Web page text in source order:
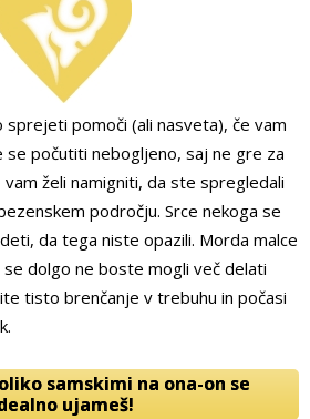
sprejeti pomoči (ali nasveta), če vam
se počutiti nebogljeno, saj ne gre za
želi namigniti, da ste spregledali
področju. Srce nekoga se
da tega niste opazili. Morda malce
dolgo ne boste mogli več delati
tisto brenčanje v trebuhu in počasi
samskimi na ona-on se
ujameš!